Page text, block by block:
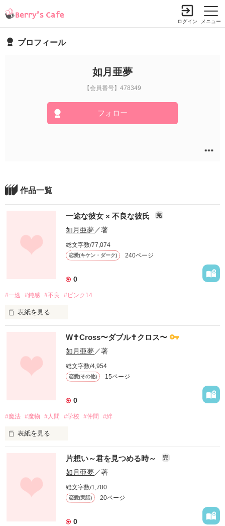
メニュー
ログイン
プロフィール
如月亜夢
【会員番号】478349
フォロー
作品一覧
一途な彼女 × 不良な彼氏 完
如月亜夢／著
総文字数/77,074
恋愛(キケン・ダーク) 240ページ
0
#一途 #鈍感 #不良 #ピンク14
表紙を見る
あたしは恋をしたーーー。
超真っ直ぐで一途な女の子
和泉  幸
【Izumi＊Sachi】
面倒臭がりで不良な男の子
W✝Cross〜ダブル✝クロス〜
如月亜夢／著
総文字数/4,954
恋愛(その他) 15ページ
0
#魔法 #魔物 #人間 #学校 #仲間 #絆
表紙を見る
時期魔法界の王を決める戦い。
片想い～君を見つめる時～ 完
如月亜夢／著
総文字数/1,780
恋愛(実話) 20ページ
0